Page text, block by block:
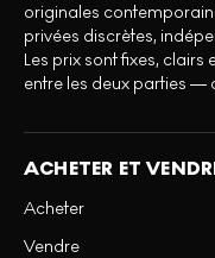
originales
privées discrètes,
Les prix sont fixes,
entre les deux parties —
ACHETER ET
Acheter
Vendre